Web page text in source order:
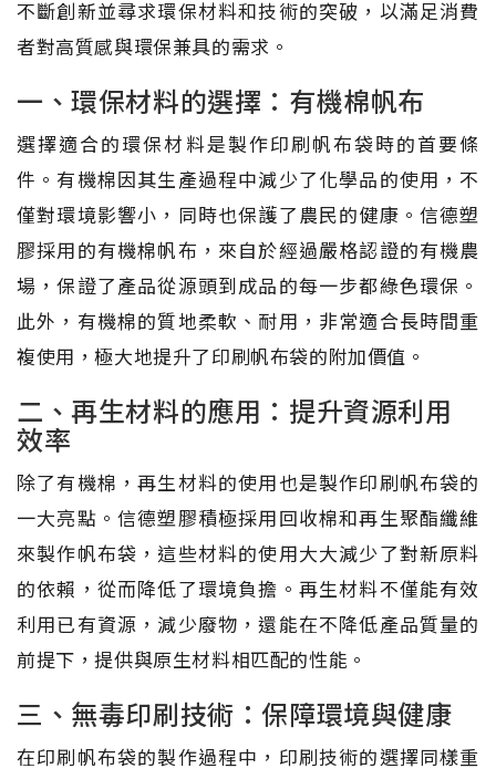
不斷創新並尋求環保材料和技術的突破，以滿足消費
者對高質感與環保兼具的需求。
一、環保材料的選擇：有機棉帆布
選擇適合的環保材料是製作印刷帆布袋時的首要條
件。有機棉因其生產過程中減少了化學品的使用，不
僅對環境影響小，同時也保護了農民的健康。信德塑
膠採用的有機棉帆布，來自於經過嚴格認證的有機農
場，保證了產品從源頭到成品的每一步都綠色環保。
此外，有機棉的質地柔軟、耐用，非常適合長時間重
複使用，極大地提升了印刷帆布袋的附加價值。
二、再生材料的應用：提升資源利用
效率
除了有機棉，再生材料的使用也是製作印刷帆布袋的
一大亮點。信德塑膠積極採用回收棉和再生聚酯纖維
來製作帆布袋，這些材料的使用大大減少了對新原料
的依賴，從而降低了環境負擔。再生材料不僅能有效
利用已有資源，減少廢物，還能在不降低產品質量的
前提下，提供與原生材料相匹配的性能。
三、無毒印刷技術：保障環境與健康
在印刷帆布袋的製作過程中，印刷技術的選擇同樣重